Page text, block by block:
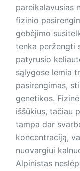
pareikalavusias
fizinio
gebėjimo
tenka peržengti
patyrusio
sąlygose lemia
pasirengimas,
genetikos.
iššūkius, tačiau
tampa dar
koncentraciją,
nuovargiui
Alpinistas